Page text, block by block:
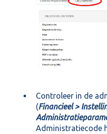
Controleer in de
(Financieel >
Administratiecode